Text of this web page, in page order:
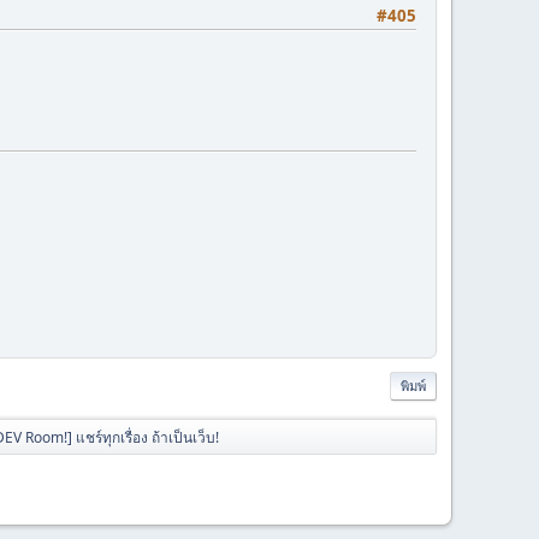
#405
พิมพ์
Room!] แชร์ทุกเรื่อง ถ้าเป็นเว็บ!